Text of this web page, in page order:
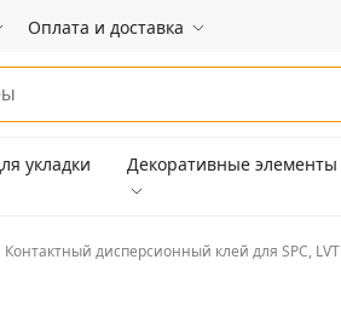
Оплата и доставка
укладки Декоративные элементы
Контактный дисперсионный клей для SPC, LVT